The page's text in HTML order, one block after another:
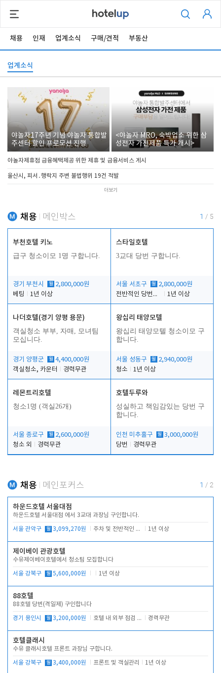
채용 인재 업계소식 구매/견적 부동산
업계소식
야놀자17주년 기념 야놀자 통합발
주센터 할인 프로모션 진행
<야놀자 MRO, 숙박업소 위한 삼
성전자 가전제품 특가 개시>
야놀자제휴점 금융혜택제공 위한 제휴 및 금융서비스 게시
울산시, 피서․행락지 주변 불법행위 19건 적발
더보기
채용 메인박스 1 / 5
부천호텔 키노
급구 청소이모 1명 구합니다.
경기 부천시 월 2,800,000원
베팅
1년 이상
스타일호텔
3교대 당번 구합니다.
서울 서초구 월 2,800,000원
전반적인 당번업무
1년 이상
나더호텔(경기 양평 용문)
객실청소 부부, 자매, 모녀팀
모십니다.
경기 양평군 월 4,400,000원
객실청소, 카운터
경력무관
왕십리 태양모텔
왕십리 태양모텔 청소이모 구
합니다.
서울 성동구 월 2,940,000원
청소
1년 이상
레몬트리호텔
청소1명 (객실26개)
서울 종로구 월 2,600,000원
청소 외
경력무관
호텔두루와
성실하고 책임감있는 당번 구
합니다.
인천 미추홀구 월 3,000,000원
당번
경력무관
채용 메인포커스 1 / 2
하운드호텔 서울대점
하운드호텔 서울대점 에서 3교대 과장님 구인합니다.
서울 관악구 월 3,099,270원 주차 및 전반적인 당번업무 1년 이상
제이베이 관광호텔
수유제이베이호텔에서 청소팀 모집합니다
서울 강북구 월 5,600,000원 1년 이상
88호텔
88호텔 당번(격일제) 구인합니다
경기 용인시 월 3,200,000원 호텔 내 외부 점검 및 프런트 운영 경력무관
호텔클래시
수유 클래시호텔 프론트 과장님 구합니다.
서울 강북구 월 3,400,000원 프론트 및 객실관리 1년 이상